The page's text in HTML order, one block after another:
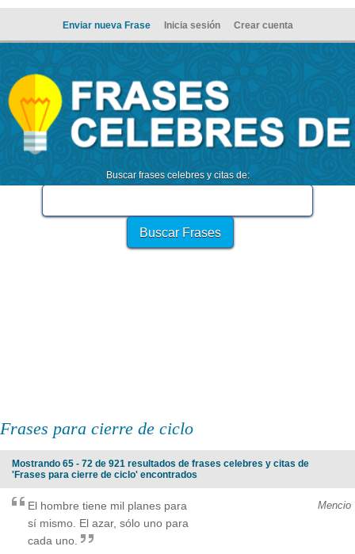
Enviar nueva Frase Inicia sesión Crear cuenta
Buscar frases celebres y citas de:
Frases para cierre de ciclo
Mostrando 65 - 72 de 921 resultados de frases celebres y citas de
'Frases para cierre de ciclo' encontrados
Mencio
El hombre tiene mil planes para
sí mismo. El azar, sólo uno para
cada uno.